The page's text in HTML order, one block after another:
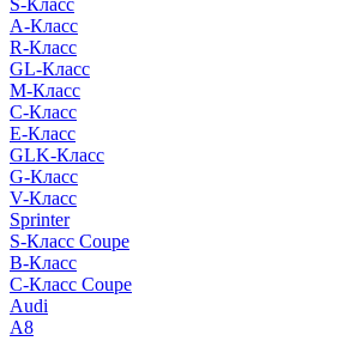
S-Класс
A-Класс
R-Класс
GL-Класс
M-Класс
C-Класс
E-Класс
GLK-Класс
G-Класс
V-Класс
Sprinter
S-Класс Сoupe
B-Класс
C-Класс Coupe
Audi
A8